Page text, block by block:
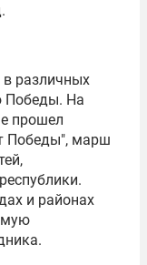
в различных
Победы. На
прошел
Победы", марш
и районах